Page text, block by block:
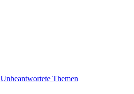
Unbeantwortete Themen